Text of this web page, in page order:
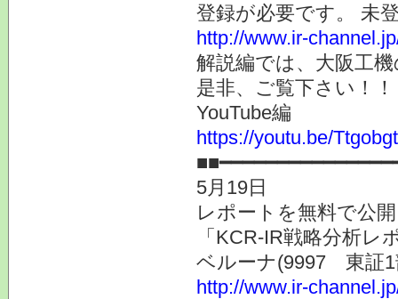
登録が必要です。 未
http://www.ir-
解説編では、大阪工
是非、ご覧下さい！！
YouTube編
https://youtu.be/
5月19日
レポートを無料で公
「KCR-IR戦略分析レ
ベルーナ(9997 東証1
http://www.ir-